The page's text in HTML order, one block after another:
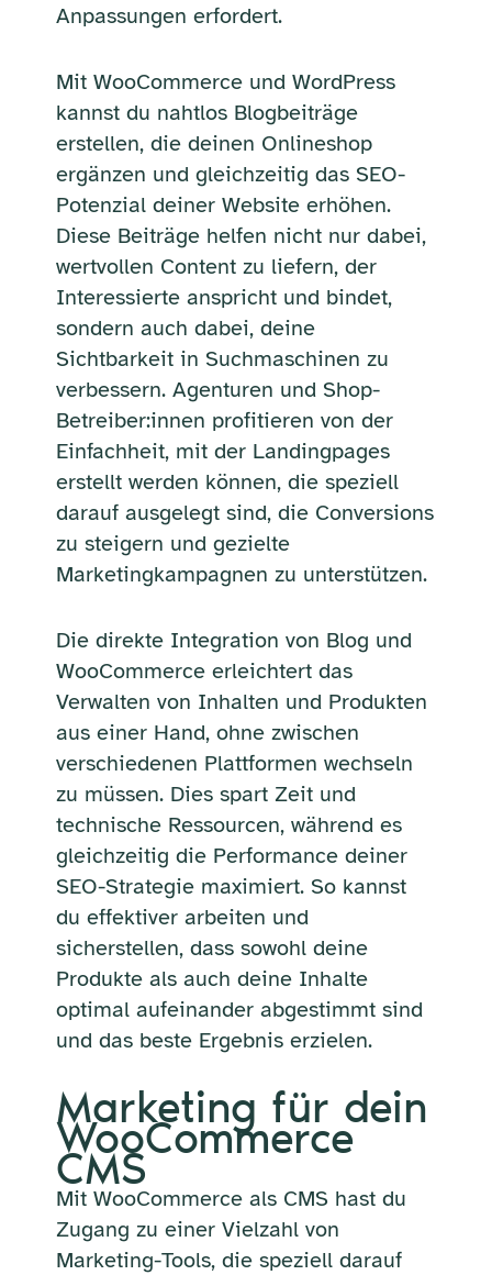
Anpassungen erfordert.
Mit WooCommerce und WordPress
kannst du nahtlos Blogbeiträge
erstellen, die deinen Onlineshop
ergänzen und gleichzeitig das SEO-
Potenzial deiner Website erhöhen.
Diese Beiträge helfen nicht nur dabei,
wertvollen Content zu liefern, der
Interessierte anspricht und bindet,
sondern auch dabei, deine
Sichtbarkeit in Suchmaschinen zu
verbessern. Agenturen und Shop-
Betreiber:innen profitieren von der
Einfachheit, mit der Landingpages
erstellt werden können, die speziell
darauf ausgelegt sind, die Conversions
zu steigern und gezielte
Marketingkampagnen zu unterstützen.
Die direkte Integration von Blog und
WooCommerce erleichtert das
Verwalten von Inhalten und Produkten
aus einer Hand, ohne zwischen
verschiedenen Plattformen wechseln
zu müssen. Dies spart Zeit und
technische Ressourcen, während es
gleichzeitig die Performance deiner
SEO-Strategie maximiert. So kannst
du effektiver arbeiten und
sicherstellen, dass sowohl deine
Produkte als auch deine Inhalte
optimal aufeinander abgestimmt sind
und das beste Ergebnis erzielen.
Marketing für dein
WooCommerce
CMS
Mit WooCommerce als CMS hast du
Zugang zu einer Vielzahl von
Marketing-Tools, die speziell darauf